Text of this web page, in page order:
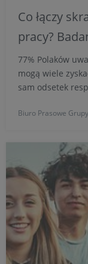
Co łączy
pracy?
77% Polaków
mogą wiele
sam odsetek
unikalnego do
Biuro Prasowe